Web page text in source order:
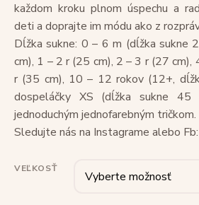
každom kroku plnom úspechu a
deti a doprajte im módu ako z
Dĺžka sukne: 0 – 6 m (dĺžka sukne
cm), 1 – 2 r (25 cm), 2 – 3 r (27
r (35 cm), 10 – 12 rokov (12+,
dospeláčky XS (dĺžka sukne 45
jednoduchým jednofarebným tričkom.
Sledujte nás na Instagrame alebo
VEĽKOSŤ